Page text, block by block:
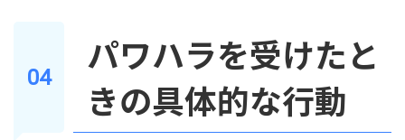
パワハラを受けたと
きの具体的な行動